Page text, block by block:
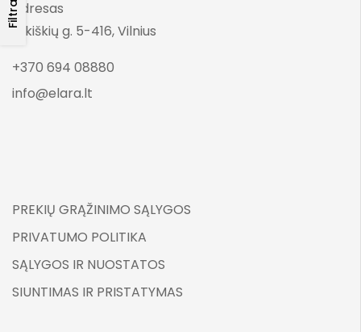
FiltraiAdresas
Lukiškių g. 5-416, Vilnius
+370 694 08880
info@elara.lt
PREKIŲ GRĄŽINIMO SĄLYGOS
PRIVATUMO POLITIKA
SĄLYGOS IR NUOSTATOS
SIUNTIMAS IR PRISTATYMAS